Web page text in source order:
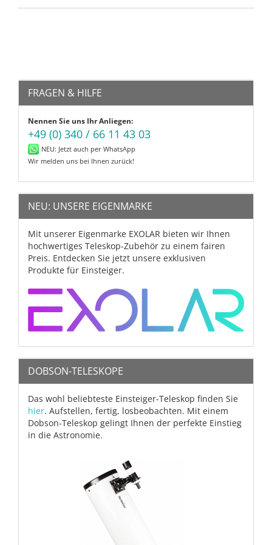
FRAGEN & HILFE
Nennen Sie uns Ihr Anliegen:
+49 (0) 340 / 66 11 43 03
NEU: Jetzt auch per WhatsApp
Wir melden uns bei Ihnen zurück!
NEU: UNSERE EIGENMARKE
Mit unserer Eigenmarke EXOLAR bieten wir Ihnen
hochwertiges Teleskop-Zubehör zu einem fairen
Preis. Entdecken Sie jetzt unsere exklusiven
Produkte für Einsteiger.
DOBSON-TELESKOPE
Das wohl beliebteste Einsteiger-Teleskop finden Sie
hier. Aufstellen, fertig, losbeobachten. Mit einem
Dobson-Teleskop gelingt Ihnen der perfekte Einstieg
in die Astronomie.